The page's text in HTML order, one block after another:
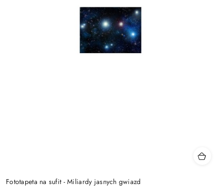
Fototapeta na sufit - Miliardy jasnych gwiazd